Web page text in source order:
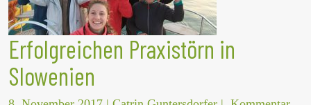
Erfolgreichen Praxistörn in
Slowenien